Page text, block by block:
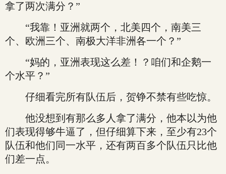
拿了两次满分？”
“我靠！亚洲就两个，北美四个，南美三
个、欧洲三个、南极大洋非洲各一个？”
“妈的，亚洲表现这么差！？咱们和企鹅一
个水平？”
仔细看完所有队伍后，贺铮不禁有些吃惊。
他没想到有那么多人拿了满分，他本以为他
们表现得够牛逼了，但仔细算下来，至少有23个
队伍和他们同一水平，还有两百多个队伍只比他
们差一点。